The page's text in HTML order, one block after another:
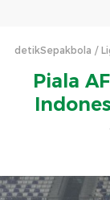
detikSepakbola
Piala